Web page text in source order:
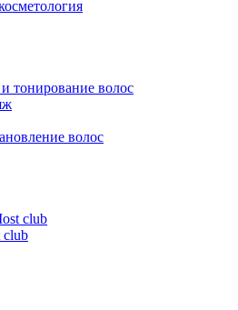
тонирование волос
волос
club
club